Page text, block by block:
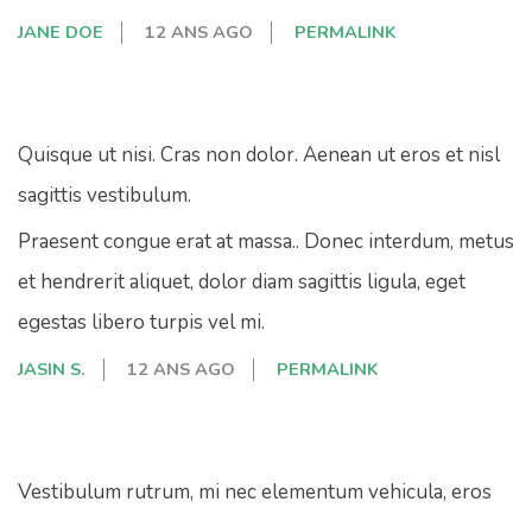
JANE DOE 12 ANS AGO PERMALINK
Quisque ut nisi. Cras non dolor. Aenean ut eros et nisl
sagittis vestibulum.
Praesent congue erat at massa.. Donec interdum, metus
et hendrerit aliquet, dolor diam sagittis ligula, eget
egestas libero turpis vel mi.
JASIN S. 12 ANS AGO PERMALINK
Vestibulum rutrum, mi nec elementum vehicula, eros